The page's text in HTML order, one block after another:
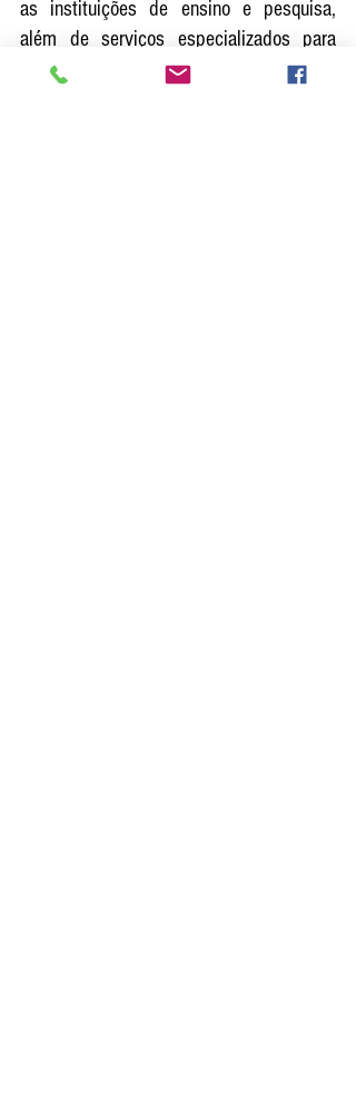
as instituições de ensino e pesquisa,
além de serviços especializados para
apoiar a competitividade e inovação das